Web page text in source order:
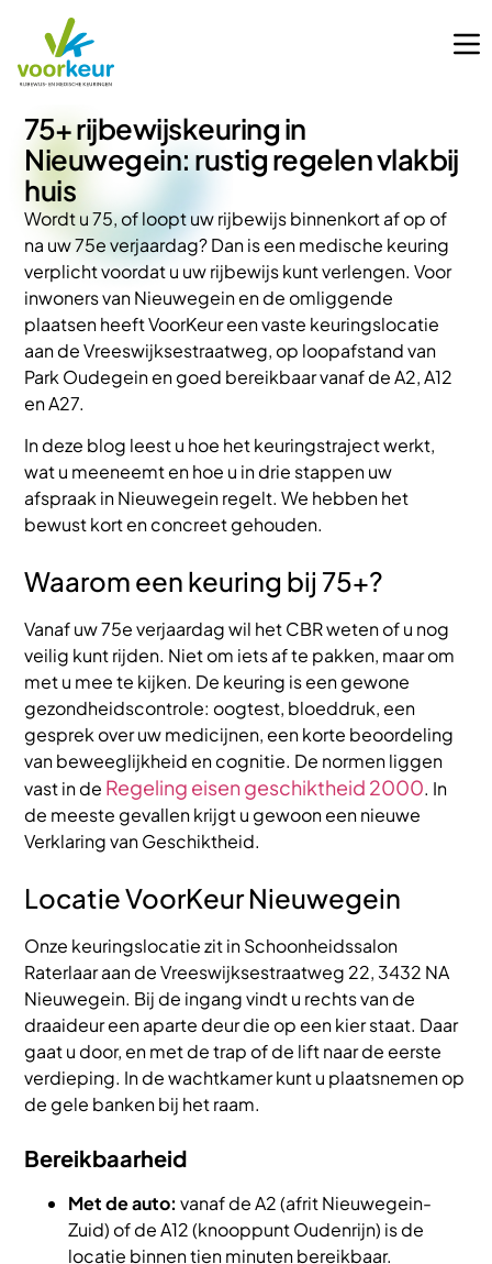
75+ rijbewijskeuring in
Nieuwegein: rustig regelen vlakbij
huis
Wordt u 75, of loopt uw rijbewijs binnenkort af op of
na uw 75e verjaardag? Dan is een medische keuring
verplicht voordat u uw rijbewijs kunt verlengen. Voor
inwoners van Nieuwegein en de omliggende
plaatsen heeft VoorKeur een vaste keuringslocatie
aan de Vreeswijksestraatweg, op loopafstand van
Park Oudegein en goed bereikbaar vanaf de A2, A12
en A27.
In deze blog leest u hoe het keuringstraject werkt,
wat u meeneemt en hoe u in drie stappen uw
afspraak in Nieuwegein regelt. We hebben het
bewust kort en concreet gehouden.
Waarom een keuring bij 75+?
Vanaf uw 75e verjaardag wil het CBR weten of u nog
veilig kunt rijden. Niet om iets af te pakken, maar om
met u mee te kijken. De keuring is een gewone
gezondheidscontrole: oogtest, bloeddruk, een
gesprek over uw medicijnen, een korte beoordeling
van beweeglijkheid en cognitie. De normen liggen
vast in de Regeling eisen geschiktheid 2000. In
de meeste gevallen krijgt u gewoon een nieuwe
Verklaring van Geschiktheid.
Locatie VoorKeur Nieuwegein
Onze keuringslocatie zit in Schoonheidssalon
Raterlaar aan de Vreeswijksestraatweg 22, 3432 NA
Nieuwegein. Bij de ingang vindt u rechts van de
draaideur een aparte deur die op een kier staat. Daar
gaat u door, en met de trap of de lift naar de eerste
verdieping. In de wachtkamer kunt u plaatsnemen op
de gele banken bij het raam.
Bereikbaarheid
Met de auto:vanaf de A2 (afrit Nieuwegein-
Zuid) of de A12 (knooppunt Oudenrijn) is de
locatie binnen tien minuten bereikbaar.